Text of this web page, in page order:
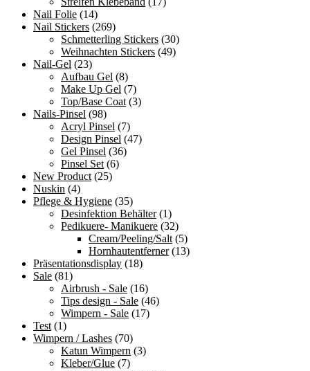
Nail Folie (14)
Nail Stickers (269)
Schmetterling Stickers (30)
Weihnachten Stickers (49)
Nail-Gel (23)
Aufbau Gel (8)
Make Up Gel (7)
Top/Base Coat (3)
Nails-Pinsel (98)
Acryl Pinsel (7)
Design Pinsel (47)
Gel Pinsel (36)
Pinsel Set (6)
New Product (25)
Nuskin (4)
Pflege & Hygiene (35)
Desinfektion Behälter (1)
Pedikuere- Manikuere (32)
Cream/Peeling/Salt (5)
Hornhautentferner (13)
Präsentationsdisplay (18)
Sale (81)
Airbrush - Sale (16)
Tips design - Sale (46)
Wimpern - Sale (17)
Test (1)
Wimpern / Lashes (70)
Katun Wimpern (3)
Kleber/Glue (7)